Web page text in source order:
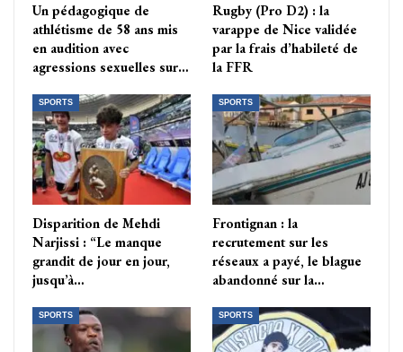
Un pédagogique de
athlétisme de 58 ans mis
en audition avec
agressions sexuelles sur…
Rugby (Pro D2) : la
varappe de Nice validée
par la frais d’habileté de
la FFR
SPORTS
Disparition de Mehdi
Narjissi : “Le manque
grandit de jour en jour,
jusqu’à…
SPORTS
Frontignan : la
recrutement sur les
réseaux a payé, le blague
abandonné sur la…
SPORTS SPORTS